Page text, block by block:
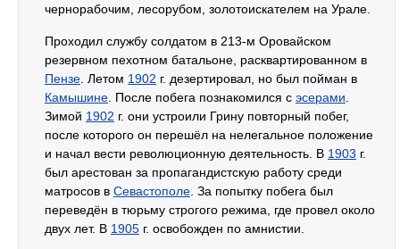
чернорабочим, лесорубом, золотоискателем на Урале.
Проходил службу солдатом в 213-м Оровайском
резервном пехотном батальоне, расквартированном в
Пензе . Летом 1902 г. дезертировал, но был пойман в
Камышине . После побега познакомился с эсерами
Зимой 1902 г. они устроили Грину повторный побег,
после которого он перешёл на нелегальное положение
и начал вести революционную деятельность. В 1903 г.
был арестован за пропагандистскую работу среди
матросов в Севастополе . За попытку побега был
переведён в тюрьму строгого режима, где провел около
двух лет. В 1905 г. освобожден по амнистии.